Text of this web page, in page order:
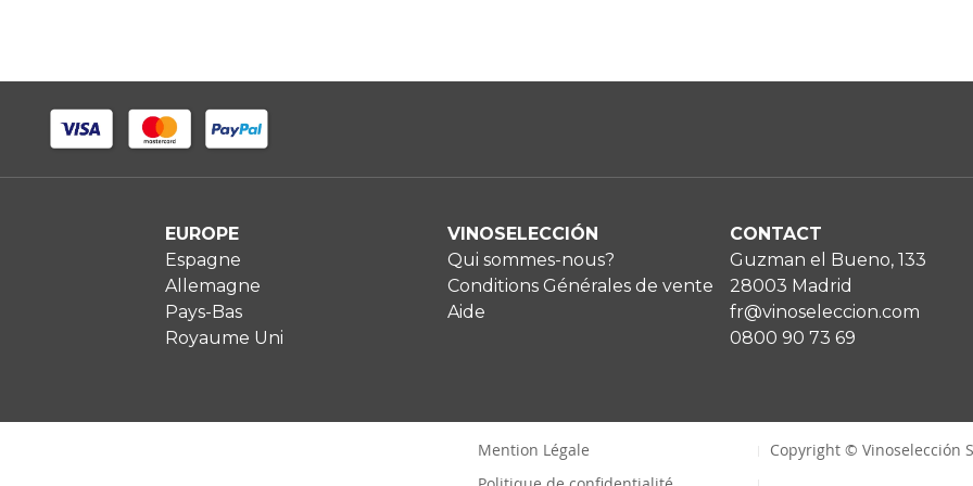
EUROPE
Espagne
Allemagne
Pays-Bas
Royaume Uni
VINOSELECCIÓN
Qui sommes-nous?
Conditions Générales de vente
Aide
CONTACT
Guzman el Bueno, 133
28003 Madrid
fr@vinoseleccion.com
0800 90 73 69
Mention Légale
Copyright © Vinoselección